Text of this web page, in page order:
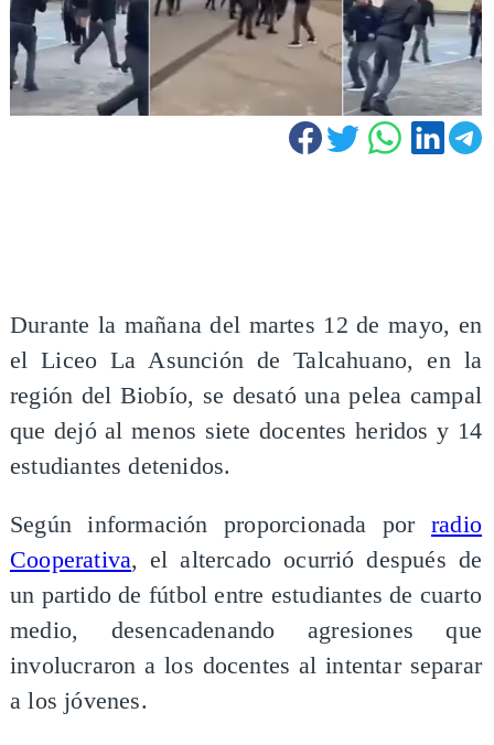
Durante la mañana del martes 12 de mayo, en
el Liceo La Asunción de Talcahuano, en la
región del Biobío, se desató una pelea campal
que dejó al menos siete docentes heridos y 14
estudiantes detenidos.
Según información proporcionada porradio
Cooperativa, el altercado ocurrió después de
un partido de fútbol entre estudiantes de cuarto
medio, desencadenando agresiones que
involucraron a los docentes al intentar separar
a los jóvenes.